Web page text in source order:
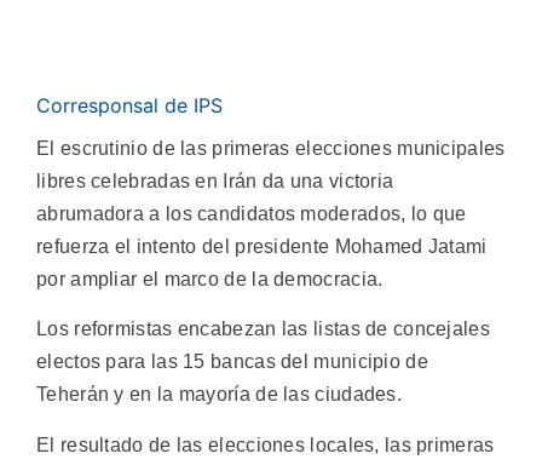
Corresponsal de IPS
El escrutinio de las primeras elecciones municipales
libres celebradas en Irán da una victoria
abrumadora a los candidatos moderados, lo que
refuerza el intento del presidente Mohamed Jatami
por ampliar el marco de la democracia.
Los reformistas encabezan las listas de concejales
electos para las 15 bancas del municipio de
Teherán y en la mayoría de las ciudades.
El resultado de las elecciones locales, las primeras